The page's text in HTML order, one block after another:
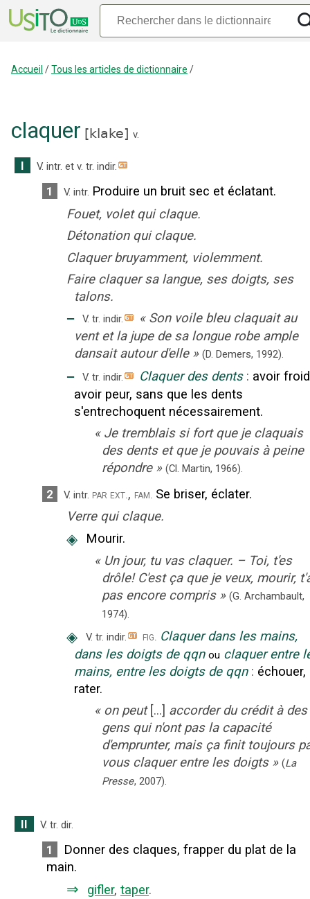
Accueil /Tous les articles de dictionnaire /
claquer [klake] v.
I V. intr. et v. tr. indir.
1 V. intr. Produire un bruit sec et éclatant.
Fouet, volet qui claque.
Détonation qui claque.
Claquer bruyamment, violemment.
Faire claquer sa langue, ses doigts, ses
talons.
‒ V. tr. indir. « Son voile bleu claquait au
vent et la jupe de sa longue robe ample
dansait autour d'elle » (D. Demers, 1992).
‒ V. tr. indir. Claquer des dents : avoir
avoir peur, sans que les dents
s'entrechoquent nécessairement.
« Je tremblais si fort que je claquais
des dents et que je pouvais à peine
répondre » (Cl. Martin, 1966).
2 V. intr. par ext. , fam. Se briser, éclater.
Verre qui claque.
◈
Mourir.
« Un jour, tu vas claquer. – Toi, t'es
drôle! C'est ça que je veux, mourir,
pas encore compris » (G. Archambault,
1974).
◈ V. tr. indir. fig. Claquer dans les mains,
dans les doigts de qqn ou claquer entre
mains, entre les doigts de qqn : échouer,
rater.
« on peut [...] accorder du crédit à des
gens qui n'ont pas la capacité
d'emprunter, mais ça finit toujours
vous claquer entre les doigts » (La
Presse, 2007).
II V. tr. dir.
1
Donner des claques, frapper du plat de la
main.
⇒ gifler, taper.